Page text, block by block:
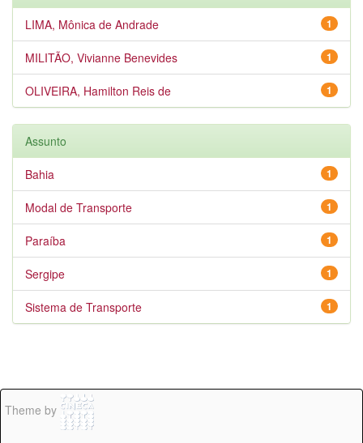
1
LIMA, Mônica de Andrade
1
MILITÃO, Vivianne Benevides
1
OLIVEIRA, Hamilton Reis de
Assunto
1
Bahia
1
Modal de Transporte
1
Paraíba
1
Sergipe
1
Sistema de Transporte
Theme by